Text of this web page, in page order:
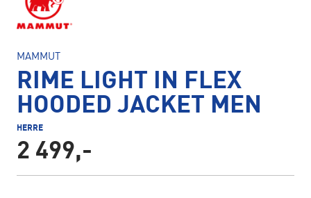
MAMMUT
RIME LIGHT IN FLEX
HOODED JACKET MEN
HERRE
2 499,-